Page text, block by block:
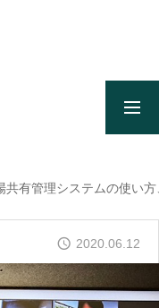
施工事例
共有管理システムの使い
2020.06.12